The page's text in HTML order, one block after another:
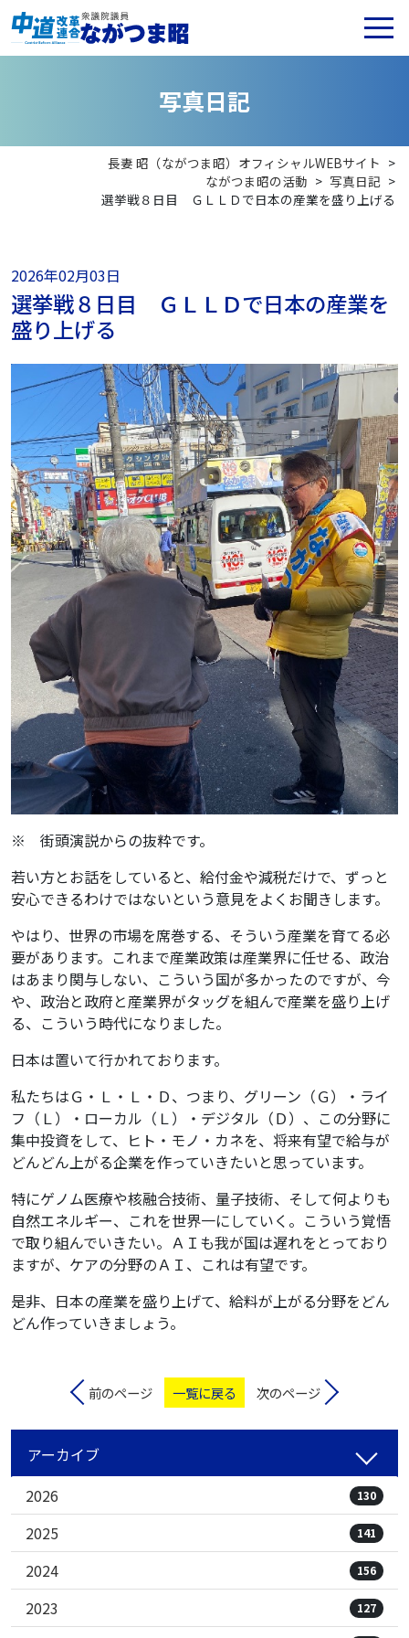
写真日記
長妻 昭（ながつま昭）オフィシャルWEBサイト >
ながつま昭の活動 > 写真日記 >
選挙戦８日目 ＧＬＬＤで日本の産業を盛り上げる
2026年02月03日
選挙戦８日目 ＧＬＬＤで日本の産業を
盛り上げる
※ 街頭演説からの抜粋です。
若い方とお話をしていると、給付金や減税だけで、ずっと
安心できるわけではないという意見をよくお聞きします。
やはり、世界の市場を席巻する、そういう産業を育てる必
要があります。これまで産業政策は産業界に任せる、政治
はあまり関与しない、こういう国が多かったのですが、今
や、政治と政府と産業界がタッグを組んで産業を盛り上げ
る、こういう時代になりました。
日本は置いて行かれております。
私たちはＧ・Ｌ・Ｌ・Ｄ、つまり、グリーン（Ｇ）・ライ
フ（Ｌ）・ローカル（Ｌ）・デジタル（Ｄ）、この分野に
集中投資をして、ヒト・モノ・カネを、将来有望で給与が
どんどん上がる企業を作っていきたいと思っています。
特にゲノム医療や核融合技術、量子技術、そして何よりも
自然エネルギー、これを世界一にしていく。こういう覚悟
で取り組んでいきたい。ＡＩも我が国は遅れをとっており
ますが、ケアの分野のＡＩ、これは有望です。
是非、日本の産業を盛り上げて、給料が上がる分野をどん
どん作っていきましょう。
前のページ 一覧に戻る 次のページ
アーカイブ
2026
130
2025 141
2024 156
2023 127